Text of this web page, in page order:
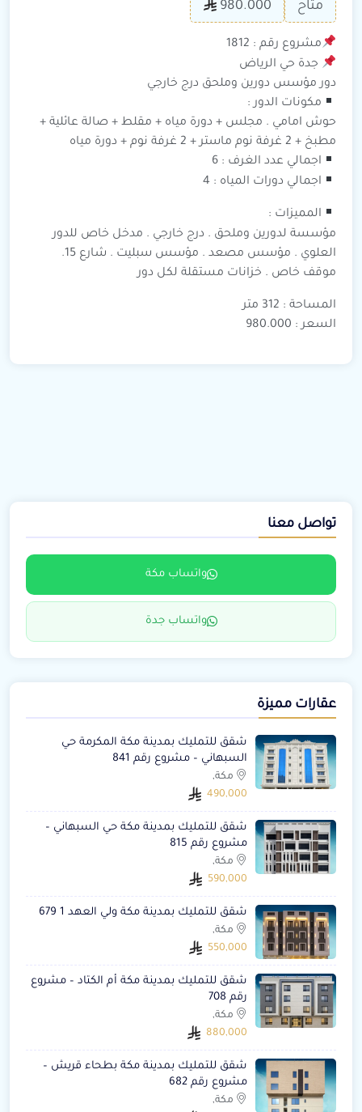
متاح 980.000
مشروع رقم : 1812
جدة حي الرياض
دور مؤسس دورين وملحق درج خارجي
مكونات الدور :
حوش امامي . مجلس + دورة مياه + مقلط + صالة عائلية +
مطبخ + 2 غرفة نوم ماستر + 2 غرفة نوم + دورة مياه
اجمالي عدد الغرف : 6
اجمالي دورات المياه : 4
المميزات :
مؤسسة لدورين وملحق . درج خارجي . مدخل خاص للدور
العلوي . مؤسس مصعد . مؤسس سبليت . شارع 15.
موقف خاص . خزانات مستقلة لكل دور
المساحة : 312 متر
السعر : 980.000
تواصل معنا
واتساب مكة
واتساب جدة
عقارات مميزة
شقق للتمليك بمدينة مكة المكرمة حي
السبهاني – مشروع رقم 841
مكة,
490,000
شقق للتمليك بمدينة مكة حي السبهاني –
مشروع رقم 815
مكة,
590,000
شقق للتمليك بمدينة مكة ولي العهد 1 679
مكة,
550,000
شقق للتمليك بمدينة مكة أم الكتاد – مشروع
رقم 708
مكة,
880,000
شقق للتمليك بمدينة مكة بطحاء قريش –
مشروع رقم 682
مكة,